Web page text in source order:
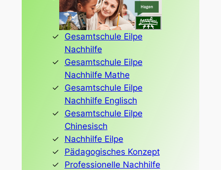
Gesamtschule Eilpe
Nachhilfe
Gesamtschule Eilpe
Nachhilfe Mathe
Gesamtschule Eilpe
Nachhilfe Englisch
Gesamtschule Eilpe
Chinesisch
Nachhilfe Eilpe
Pädagogisches Konzept
Professionelle Nachhilfe